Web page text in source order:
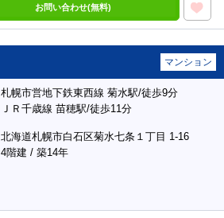
お問い合わせ(無料)
マンション
札幌市営地下鉄東西線 菊水駅/徒歩9分
ＪＲ千歳線 苗穂駅/徒歩11分
北海道札幌市白石区菊水七条１丁目 1-16
4階建 / 築14年